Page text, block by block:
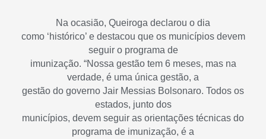
Na ocasião, Queiroga declarou o dia
como ‘histórico’ e destacou que os municípios devem
seguir o programa de
imunização. “Nossa gestão tem 6 meses, mas na
verdade, é uma única gestão, a
gestão do governo Jair Messias Bolsonaro. Todos os
estados, junto dos
municípios, devem seguir as orientações técnicas do
programa de imunização, é a